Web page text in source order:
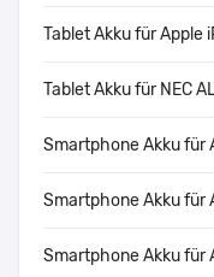
Tablet Akku für Apple
Tablet Akku für NEC
Smartphone Akku für
Smartphone Akku für
Smartphone Akku für